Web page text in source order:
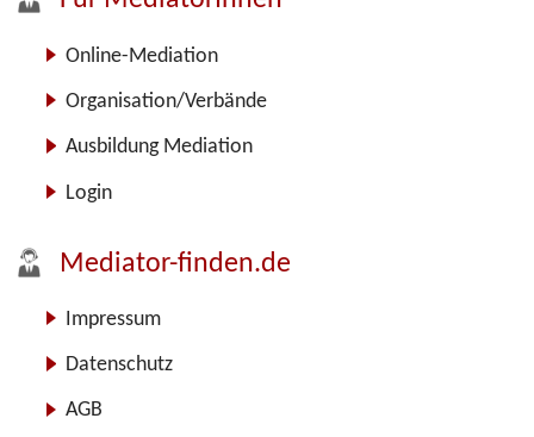
Online-Mediation
Organisation/Verbände
Ausbildung Mediation
Login
Mediator-finden.de
Impressum
Datenschutz
AGB